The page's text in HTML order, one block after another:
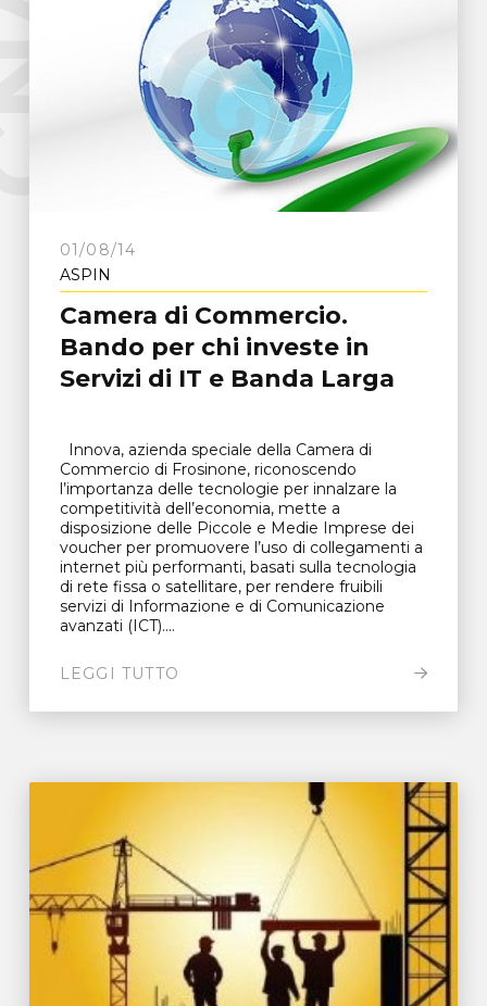
01/08/14
ASPIN
Camera di Commercio.
Bando per chi investe in
Servizi di IT e Banda Larga
Innova, azienda speciale della Camera di
Commercio di Frosinone, riconoscendo
l’importanza delle tecnologie per innalzare la
competitività dell’economia, mette a
disposizione delle Piccole e Medie Imprese dei
voucher per promuovere l’uso di collegamenti a
internet più performanti, basati sulla tecnologia
di rete fissa o satellitare, per rendere fruibili
servizi di Informazione e di Comunicazione
avanzati (ICT)....
LEGGI TUTTO